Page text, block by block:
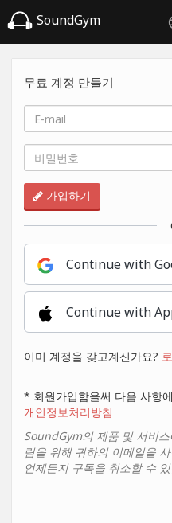
SoundGym
무료 계정 만들기
가입하기
Continue with
Continue with
이미 계정을 갖고계신가요?
* 회원가입함을써 다음 사항
개인정보처리방침
SoundGym의 제품 및 서비
림을 위해 귀하의 이메일을
언제든지 구독을 취소할 수